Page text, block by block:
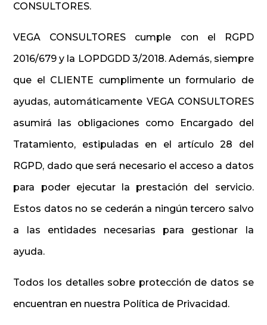
CONSULTORES.
VEGA CONSULTORES cumple con el RGPD
2016/679 y la LOPDGDD 3/2018. Además, siempre
que el CLIENTE cumplimente un formulario de
ayudas, automáticamente VEGA CONSULTORES
asumirá las obligaciones como Encargado del
Tratamiento, estipuladas en el artículo 28 del
RGPD, dado que será necesario el acceso a datos
para poder ejecutar la prestación del servicio.
Estos datos no se cederán a ningún tercero salvo
a las entidades necesarias para gestionar la
ayuda.
Todos los detalles sobre protección de datos se
encuentran en nuestra Política de Privacidad.